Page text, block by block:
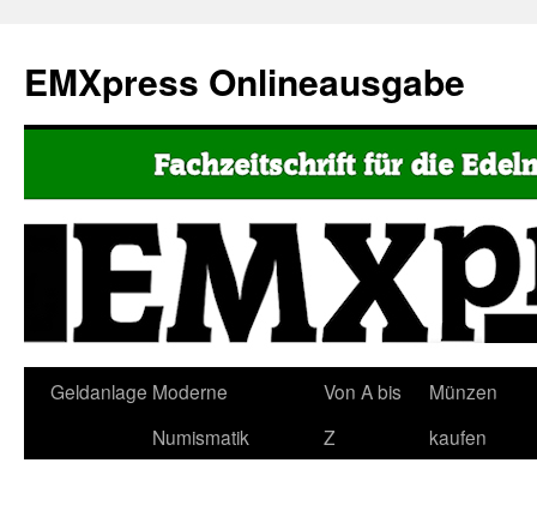
EMXpress Onlineausgabe
Geldanlage Moderne
Numismatik
Von A bis
Z
Münzen
kaufen